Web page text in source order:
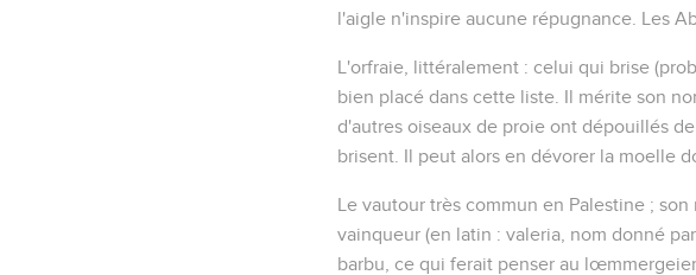
l'aigle n'inspire aucune répugnance. Les
L'orfraie , littéralement : celui qui brise
bien placé dans cette liste. Il mérite son
d'autres oiseaux de proie ont dépouillés
brisent. Il peut alors en dévorer la moelle
Le vautour très commun en Palestine ; son
vainqueur (en latin : valeria , nom donné
barbu , ce qui ferait penser au